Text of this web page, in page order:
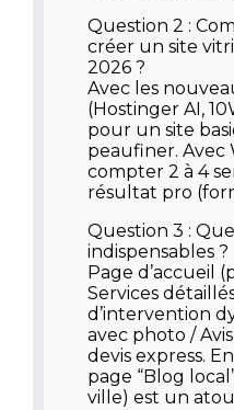
Question 2 :
créer un site
2026 ?
Avec les
(Hostinger AI,
pour un site
peaufiner. Avec
compter 2 à 4
résultat pro
Question 3 :
indispensables ?
Page d’accueil
Services
d’intervention
avec photo /
devis express.
page “Blog
ville) est un